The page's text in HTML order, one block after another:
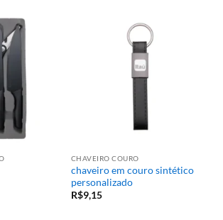
CHAVEIRO COURO
chaveiro em couro sintético
personalizado
R$9,15